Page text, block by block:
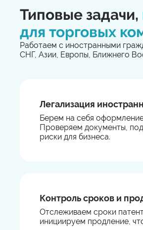
Типовые задачи,
для торговых
Работаем с иностранными
СНГ, Азии, Европы, Ближнего
Легализация
Берем на себя
Проверяем документы,
риски для бизнеса.
Контроль сроков и
Отслеживаем сроки
инициируем продление,